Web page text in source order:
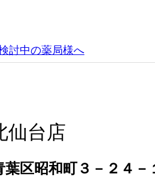
討中の薬局様へ
仙台店
葉区昭和町３－２４－
短く！
短く！